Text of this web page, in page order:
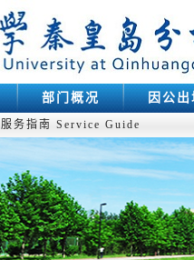
部门概况 因公
服务指南 Service Guide